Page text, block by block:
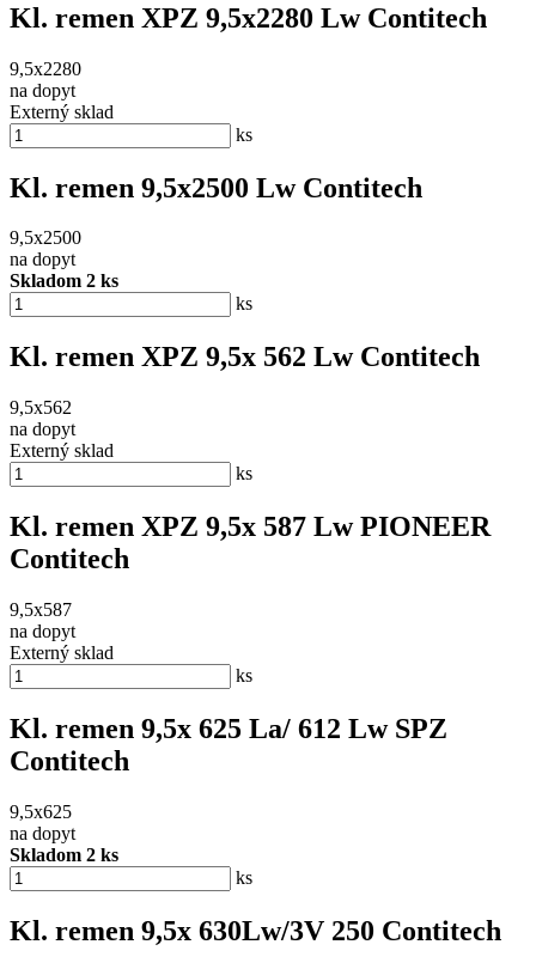
Kl. remen XPZ 9,5x2280 Lw Contitech
9,5x2280
na dopyt
Externý sklad
ks
Kl. remen 9,5x2500 Lw Contitech
9,5x2500
na dopyt
Skladom 2 ks
ks
Kl. remen XPZ 9,5x 562 Lw Contitech
9,5x562
na dopyt
Externý sklad
ks
Kl. remen XPZ 9,5x 587 Lw PIONEER
Contitech
9,5x587
na dopyt
Externý sklad
ks
Kl. remen 9,5x 625 La/ 612 Lw SPZ
Contitech
9,5x625
na dopyt
Skladom 2 ks
ks
Kl. remen 9,5x 630Lw/3V 250 Contitech